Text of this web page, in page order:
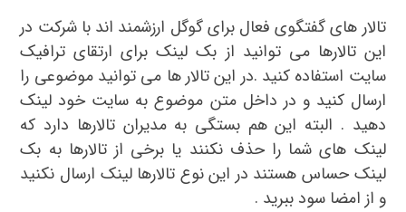
تالار های گفتگوی فعال برای گوگل ارزشمند اند با شرکت در
این تالارها می توانید از بک لینک برای ارتقای ترافیک
سایت استفاده کنید .در این تالار ها می توانید موضوعی را
ارسال کنید و در داخل متن موضوع به سایت خود لینک
دهید . البته این هم بستگی به مدیران تالارها دارد که
لینک های شما را حذف نکنند یا برخی از تالارها به بک
لینک حساس هستند در این نوع تالارها لینک ارسال نکنید
و از امضا سود ببرید .